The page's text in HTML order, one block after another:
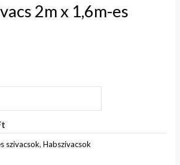
2m x 1,6m-es
szivacsok,Habszivacsok